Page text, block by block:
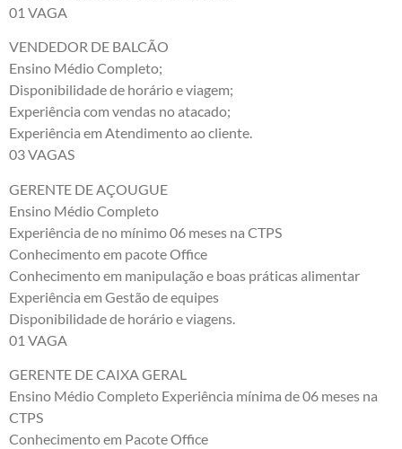
01 VAGA
VENDEDOR DE BALCÃO
Ensino Médio Completo;
Disponibilidade de horário e viagem;
Experiência com vendas no atacado;
Experiência em Atendimento ao cliente.
03 VAGAS
GERENTE DE AÇOUGUE
Ensino Médio Completo
Experiência de no mínimo 06 meses na CTPS
Conhecimento em pacote Office
Conhecimento em manipulação e boas práticas alimentar
Experiência em Gestão de equipes
Disponibilidade de horário e viagens.
01 VAGA
GERENTE DE CAIXA GERAL
Ensino Médio Completo Experiência mínima de 06 meses na
CTPS
Conhecimento em Pacote Office